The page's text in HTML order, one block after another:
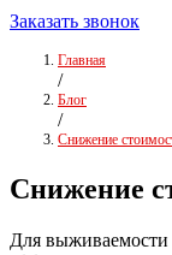
Заказать звонок
Главная
/
Блог
/
Снижение
Снижение
Для выживаемости